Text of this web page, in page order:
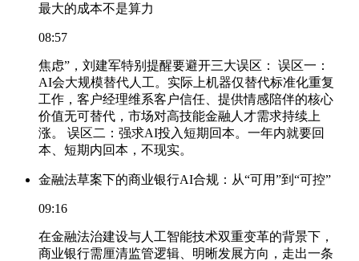
最大的成本不是算力
08:57
焦虑”，刘建军特别提醒要避开三大误区： 误区一：
AI会大规模替代人工。实际上机器仅替代标准化重复
工作，客户经理维系客户信任、提供情感陪伴的核心
价值无可替代，市场对高技能金融人才需求持续上
涨。 误区二：强求AI投入短期回本。一年内就要回
本、短期内回本，不现实。
金融法草案下的商业银行AI合规：从“可用”到“可控”
09:16
在金融法治建设与人工智能技术双重变革的背景下，
商业银行需厘清监管逻辑、明晰发展方向，走出一条